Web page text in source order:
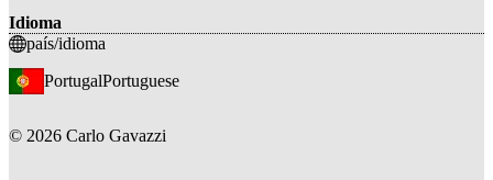
Idioma
país/idioma
PortugalPortuguese
© 2026 Carlo Gavazzi